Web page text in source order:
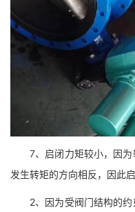
7、启闭力矩较小，因为
发生转矩的方向相反，因此启
2、因为受阀门结构的约